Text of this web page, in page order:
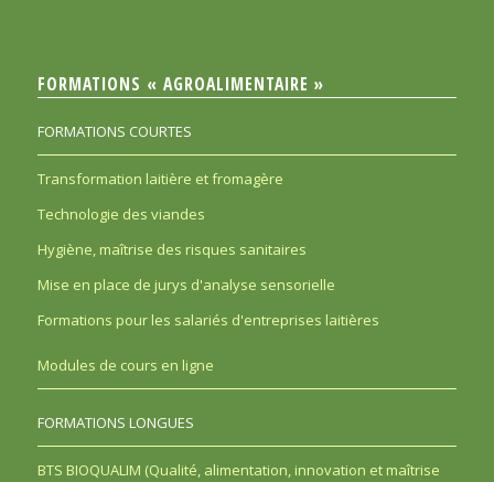
FORMATIONS « AGROALIMENTAIRE »
FORMATIONS COURTES
Transformation laitière et fromagère
Technologie des viandes
Hygiène, maîtrise des risques sanitaires
Mise en place de jurys d'analyse sensorielle
Formations pour les salariés d'entreprises laitières
Modules de cours en ligne
FORMATIONS LONGUES
BTS BIOQUALIM (Qualité, alimentation, innovation et maîtrise